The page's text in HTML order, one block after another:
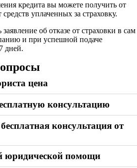
кредита вы можете получить от
уплаченных за страховку.
об отказе от страховки в сам
и при успешной подаче
дней.
цена
консультацию
консультация от
юридической помощи